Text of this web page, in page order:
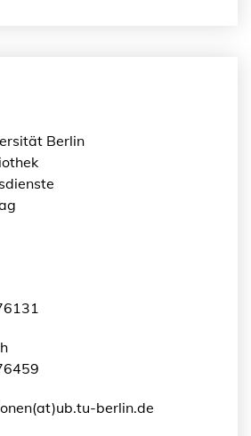
Berlin
berlin.de